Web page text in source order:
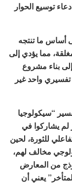
توسيع الحوار
أساس ما تنتجه
مما يؤدي إلى
بناء مشروع
تفسيري واحد غير
“سيكولوجيا
لم يشاركوا في
للثورة، لحين
مخالف لهم،
من المعارض
يعني أن